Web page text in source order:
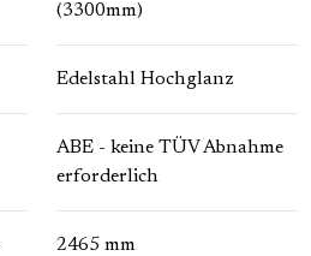
(3300mm)
Edelstahl Hochglanz
ABE - keine TÜV Abnahme
erforderlich
2465 mm